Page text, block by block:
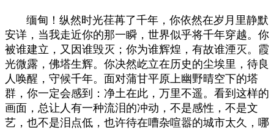
缅甸！纵然时光荏苒了千年，你依然在岁月里静默
安详，当我走近你的那一瞬，世界似乎将千年穿越。你
被谁建立，又因谁毁灭；你为谁辉煌，有故谁湮灭。霞
光微露，佛塔生辉。你决然屹立在历史的尘埃里，待良
人唤醒，守候千年。面对蒲甘平原上幽野晴空下的塔
群，你一定会感到：净土在此，万里不遥。 看到这样的
画面，总让人有一种流泪的冲动，不是感性，不是文
艺，也不是泪点低，也许待在嘈杂喧嚣的城市太久，哪